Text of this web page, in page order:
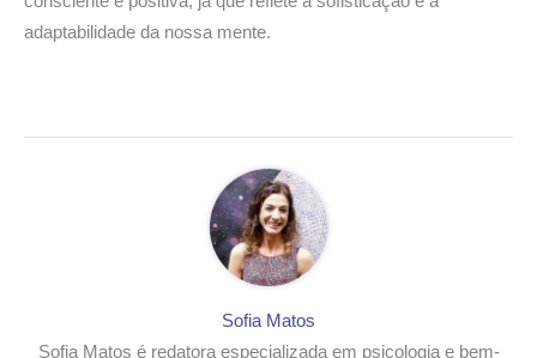
adaptabilidade da nossa mente.
Sofia Matos
Sofia Matos é redatora especializada em psicologia e bem-